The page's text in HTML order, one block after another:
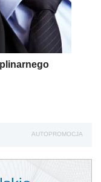
AUTOPROMOCJA